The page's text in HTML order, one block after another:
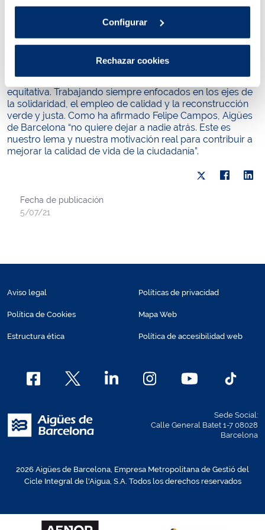
Configurar
Rechazar cookies
Esta iniciativa se enmarca en el pacto social impulsado
por la compañía, con la voluntad de ser un agente activo
una reconstrucción económica sostenible, justa y
equitativa. Trabajando siempre enfocados en los ejes de
la solidaridad, el empleo de calidad y la reconstrucción
verde y justa. Como ha afirmado Felipe Campos, Aigües
de Barcelona “no quiere dejar a nadie atrás. Este es
nuestro lema y nuestra motivación real para contribuir a
mejorar la calidad de vida de la ciudadanía”.
Fecha de publicación
5/07/21
Aviso legal
Política de Cookies
Estructura ética
Políticas de privacidad
Mapa Web
Política de accesibilidad web
Sede Social:
Calle General Batet 1-7 08028
Barcelona
2026 Aigües de Barcelona, Empresa Metropolitana de Gestió del
Cicle Integral de l'Aigua, S.A. Todos los derechos reservados